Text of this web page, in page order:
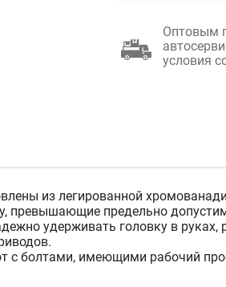
Оптовым
условия
из легированной
превышающие предельно
удерживать головку в
с болтами, имеющими рабочий